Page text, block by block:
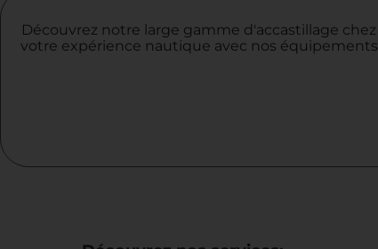
Découvrez notre large gamme d'accastillage
votre expérience nautique avec nos